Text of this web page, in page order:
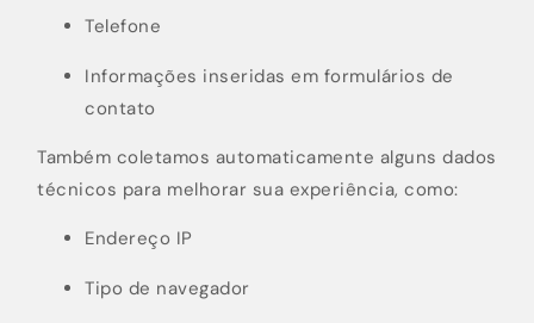
Telefone
Informações inseridas em formulários de
contato
Também coletamos automaticamente alguns dados
técnicos para melhorar sua experiência, como:
Endereço IP
Tipo de navegador